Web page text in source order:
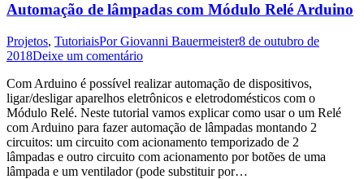
Automação de lâmpadas com Módulo Relé Arduino
Projetos, TutoriaisPorGiovanni Bauermeister8 de outubro de
2018Deixe um comentário
Com Arduino é possível realizar automação de dispositivos,
ligar/desligar aparelhos eletrônicos e eletrodomésticos com o
Módulo Relé. Neste tutorial vamos explicar como usar o um Relé
com Arduino para fazer automação de lâmpadas montando 2
circuitos: um circuito com acionamento temporizado de 2
lâmpadas e outro circuito com acionamento por botões de uma
lâmpada e um ventilador (pode substituir por…